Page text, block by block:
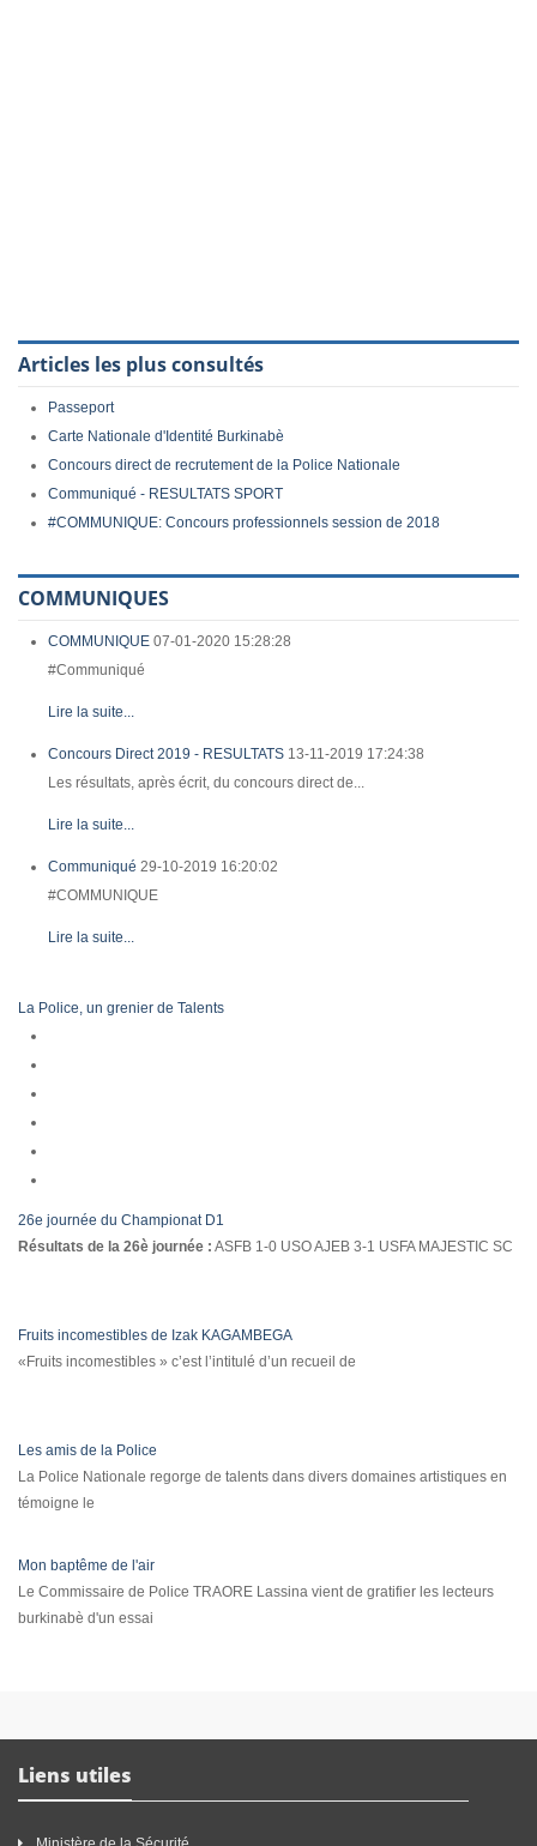
Articles les plus consultés
Passeport
Carte Nationale d'Identité Burkinabè
Concours direct de recrutement de la Police Nationale
Communiqué - RESULTATS SPORT
#COMMUNIQUE: Concours professionnels session de 2018
COMMUNIQUES
COMMUNIQUE 07-01-2020 15:28:28
#Communiqué
Lire la suite...
Concours Direct 2019 - RESULTATS 13-11-2019 17:24:38
Les résultats, après écrit, du concours direct de...
Lire la suite...
Communiqué 29-10-2019 16:20:02
#COMMUNIQUE
Lire la suite...
La Police, un grenier de Talents
26e journée du Championat D1
Résultats de la 26è journée : ASFB 1-0 USO AJEB 3-1 USFA MAJESTIC SC
Fruits incomestibles de Izak KAGAMBEGA
«Fruits incomestibles » c’est l’intitulé d’un recueil de
Les amis de la Police
La Police Nationale regorge de talents dans divers domaines artistiques en
témoigne le
Mon baptême de l'air
Le Commissaire de Police TRAORE Lassina vient de gratifier les lecteurs
burkinabè d'un essai
Liens utiles